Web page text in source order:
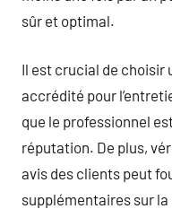
sûr et optimal.
Il est crucial de choisir
accrédité pour
que le professionnel
réputation. De plus,
avis des clients peut
supplémentaires sur